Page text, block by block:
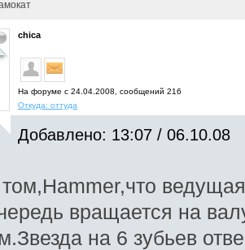
chica
На форуме с 24.04.2008, cообщений 216
Откуда: оттуда
Добавлено: 13:07 / 06.10.08
вращается на
на 6 зубьев